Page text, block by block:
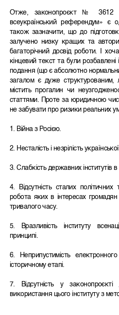
Отже, законопроєкт № 3612
всеукраїнський референдум» є
також зазначити, що до
залучено низку кращих та
багаторічний досвід роботи. І
кінцевий текст та були розбавлені
подання (що є абсолютно
загалом є дуже структурованим,
містить прогалин чи
статтями. Проте за юридичною
не забувати про ризики реальних
1. Війна з Росією.
2. Несталість і незрілість
3. Слабкість державних інститутів в
4. Відсутність сталих політичних
робота яких в інтересах
тривалого часу.
5. Вразливість інституту
принципі.
6. Неприпустимість
історичному етапі.
7. Відсутність у законопроєкті
використання цього інституту з